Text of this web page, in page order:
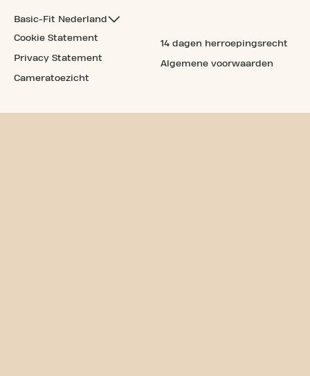
Basic-Fit Nederland
Cookie Statement
Privacy Statement
Cameratoezicht
14 dagen herroepingsrecht
Algemene voorwaarden